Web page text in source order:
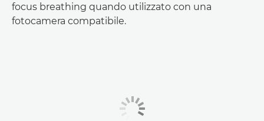
focus breathing quando utilizzato con una
fotocamera compatibile.